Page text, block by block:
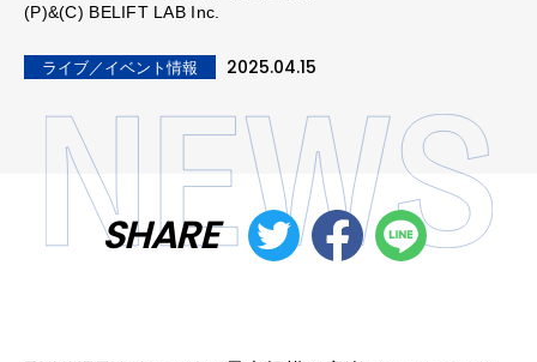
(P)&(C) BELIFT LAB Inc.
ライブ／イベント情報 2025.04.15
SHARE